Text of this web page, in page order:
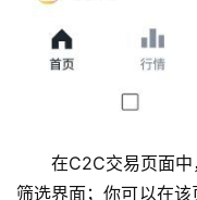
在C2C交易页面
筛选界面；你可以在